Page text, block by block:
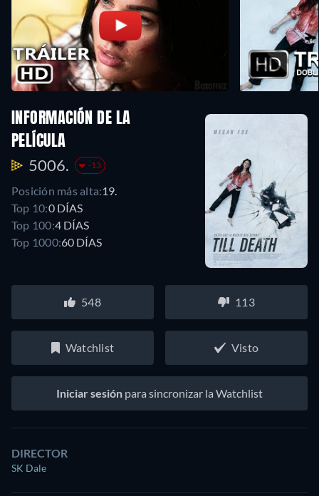
INFORMACIÓN DE LA
PELÍCULA
5006. -13
Posición más alta:19.
Top 10:0 DÍAS
Top 100:4 DÍAS
Top 1000:60 DÍAS
548 113
Watchlist Visto
Iniciar sesión para sincronizar la Watchlist
DIRECTOR
SK Dale